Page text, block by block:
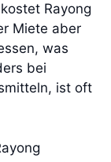
Rayong
Miete aber
was
bei
ist oft